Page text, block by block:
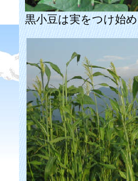
黒小豆は実をつけ始め